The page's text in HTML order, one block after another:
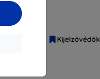
fóliák
Kijelzővédők